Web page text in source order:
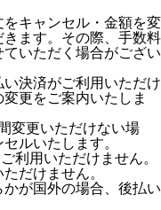
キャンセル・金額を変
ます。その際、手数料
いただく場合がござい
決済がご利用いただけ
更をご案内いたしま
変更いただけない場
ルいたします。
利用いただけません。
だけません。
が国外の場合、後払い